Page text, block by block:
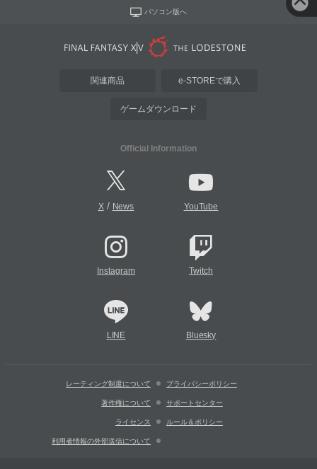
パソコン版へ
関連商品 e-STOREで購入
ゲームダウンロード
Official Information
X/ News YouTube
Instagram Twitch
LINE Bluesky
レーティング制度について プライバシーポリシー
著作権について サポートセンター
ライセンス ルール＆ポリシー
利用者情報の外部送信について